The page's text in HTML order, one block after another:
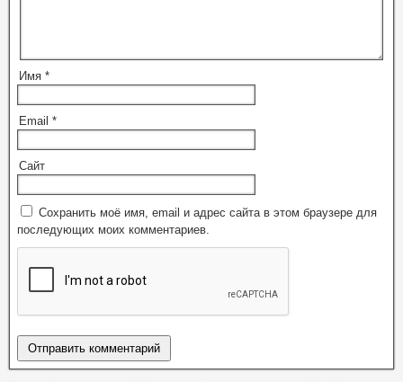
Имя *
Email *
Сайт
Сохранить моё имя, email и адрес сайта в этом браузере для
последующих моих комментариев.